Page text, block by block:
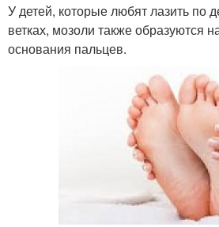
У детей, которые любят лазить по
ветках, мозоли также образуются
основания пальцев.